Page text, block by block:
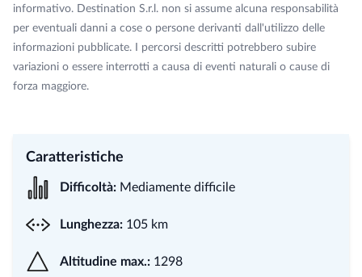
informativo. Destination S.r.l. non si assume alcuna responsabilità
per eventuali danni a cose o persone derivanti dall'utilizzo delle
informazioni pubblicate. I percorsi descritti potrebbero subire
variazioni o essere interrotti a causa di eventi naturali o cause di
forza maggiore.
Caratteristiche
Difficoltà: Mediamente difficile
Lunghezza: 105 km
Altitudine max.: 1298